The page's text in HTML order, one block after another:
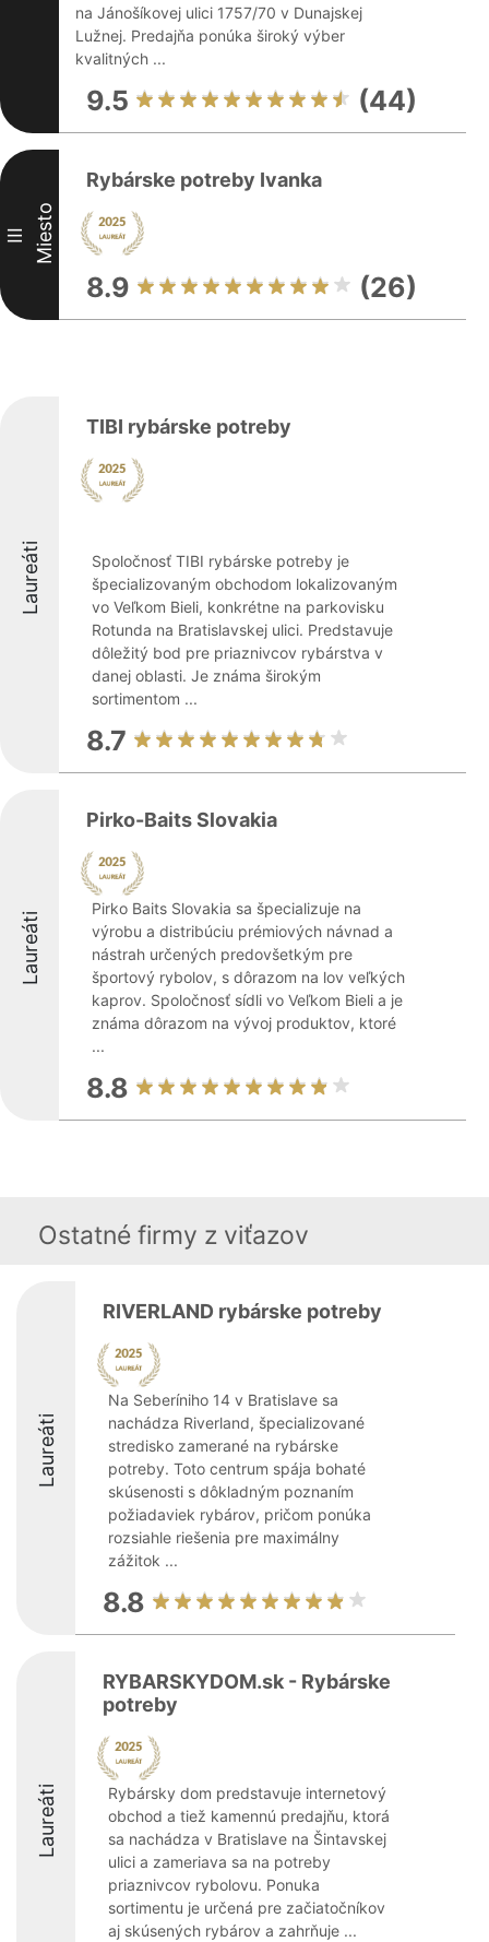
na Jánošíkovej ulici 1757/70 v Dunajskej
Lužnej. Predajňa ponúka široký výber
kvalitných ...
9.5 (44)
III Miesto
Rybárske potreby Ivanka
8.9 (26)
Laureáti
TIBI rybárske potreby
Spoločnosť TIBI rybárske potreby je
špecializovaným obchodom lokalizovaným
vo Veľkom Bieli, konkrétne na parkovisku
Rotunda na Bratislavskej ulici. Predstavuje
dôležitý bod pre priaznivcov rybárstva v
danej oblasti. Je známa širokým
sortimentom ...
8.7
Laureáti
Pirko-Baits Slovakia
Pirko Baits Slovakia sa špecializuje na
výrobu a distribúciu prémiových návnad a
nástrah určených predovšetkým pre
športový rybolov, s dôrazom na lov veľkých
kaprov. Spoločnosť sídli vo Veľkom Bieli a je
známa dôrazom na vývoj produktov, ktoré
...
8.8
Ostatné firmy z viťazov
Laureáti
RIVERLAND rybárske potreby
Na Seberíniho 14 v Bratislave sa
nachádza Riverland, špecializované
stredisko zamerané na rybárske
potreby. Toto centrum spája bohaté
skúsenosti s dôkladným poznaním
požiadaviek rybárov, pričom ponúka
rozsiahle riešenia pre maximálny
zážitok ...
8.8
Laureáti
RYBARSKYDOM.sk - Rybárske
potreby
Rybársky dom predstavuje internetový
obchod a tiež kamennú predajňu, ktorá
sa nachádza v Bratislave na Šintavskej
ulici a zameriava sa na potreby
priaznivcov rybolovu. Ponuka
sortimentu je určená pre začiatočníkov
aj skúsených rybárov a zahrňuje ...